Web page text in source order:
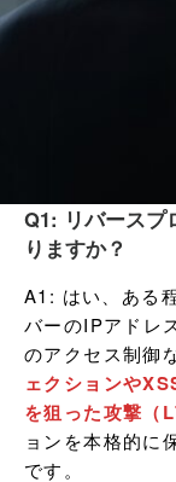
Q1: リバースプ
りますか？
A1: はい、ある
バーのIPアドレ
のアクセス制御
ェクションや
を狙った攻撃（
ョンを本格的に
です。